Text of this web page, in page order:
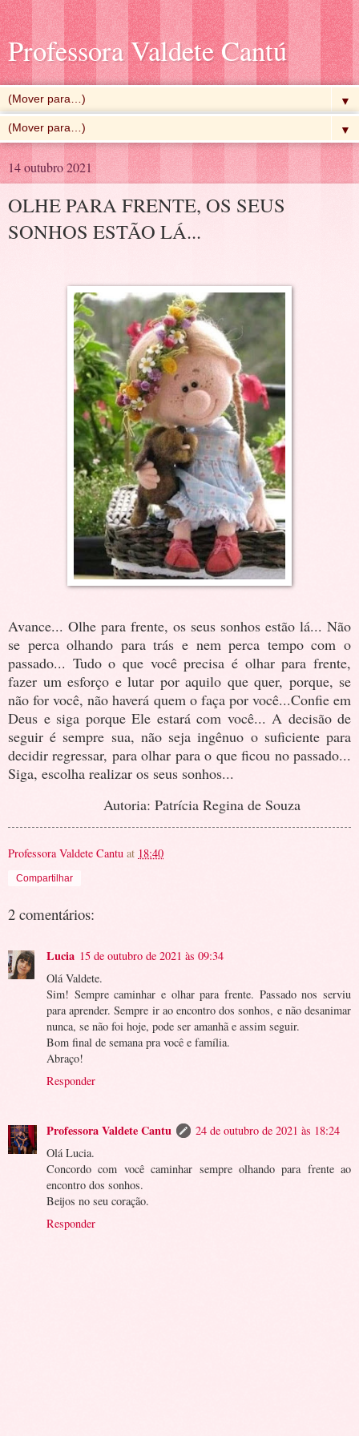
Professora Valdete Cantú
▼
▼
14 outubro 2021
OLHE PARA FRENTE, OS SEUS
SONHOS ESTÃO LÁ...
Avance... Olhe para frente, os seus sonhos estão lá... Não
se perca olhando para trás e nem perca tempo com o
passado... Tudo o que você precisa é olhar para frente,
fazer um esforço e lutar por aquilo que quer, porque, se
não for você, não haverá quem o faça por você...Confie em
Deus e siga porque Ele estará com você... A decisão de
seguir é sempre sua, não seja ingênuo o suficiente para
decidir regressar, para olhar para o que ficou no passado...
Siga, escolha realizar os seus sonhos...
Autoria: Patrícia Regina de Souza
Professora Valdete Cantu at 18:40
Compartilhar
2 comentários:
Lucia 15 de outubro de 2021 às 09:34
Olá Valdete.
Sim! Sempre caminhar e olhar para frente. Passado nos serviu
para aprender. Sempre ir ao encontro dos sonhos, e não desanimar
nunca, se não foi hoje, pode ser amanhã e assim seguir.
Bom final de semana pra você e família.
Abraço!
Responder
Professora Valdete Cantu
24 de outubro de 2021 às 18:24
Olá Lucia.
Concordo com você caminhar sempre olhando para frente ao
encontro dos sonhos.
Beijos no seu coração.
Responder